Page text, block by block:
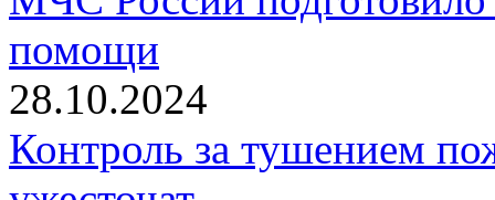
помощи
28.10.2024
Контроль за тушением